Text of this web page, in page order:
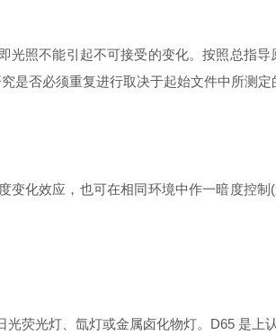
照不能引起不可接受的变化。按照总指
否必须重复进行取决于起始文件中所测定
化效应，也可在相同环境中作一暗度控
荧光灯、氙灯或金属卤化物灯。D65 是上